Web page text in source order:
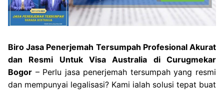
Biro Jasa Penerjemah Tersumpah Profesional Akurat
dan Resmi Untuk Visa Australia di Curugmekar
Bogor – Perlu jasa penerjemah tersumpah yang resmi
dan mempunyai legalisasi? Kami ialah solusi tepat buat